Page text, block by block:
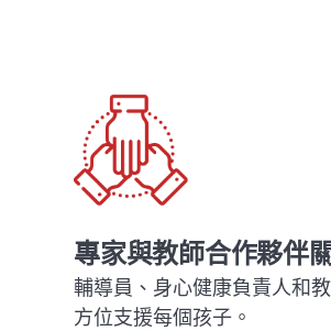
專家與教師合作夥伴
輔導員、身心健康負責人和
方位支援每個孩子。